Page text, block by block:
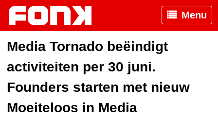
Menu
Media Tornado beëindigt
activiteiten per 30 juni.
Founders starten met nieuw
Moeiteloos in Media